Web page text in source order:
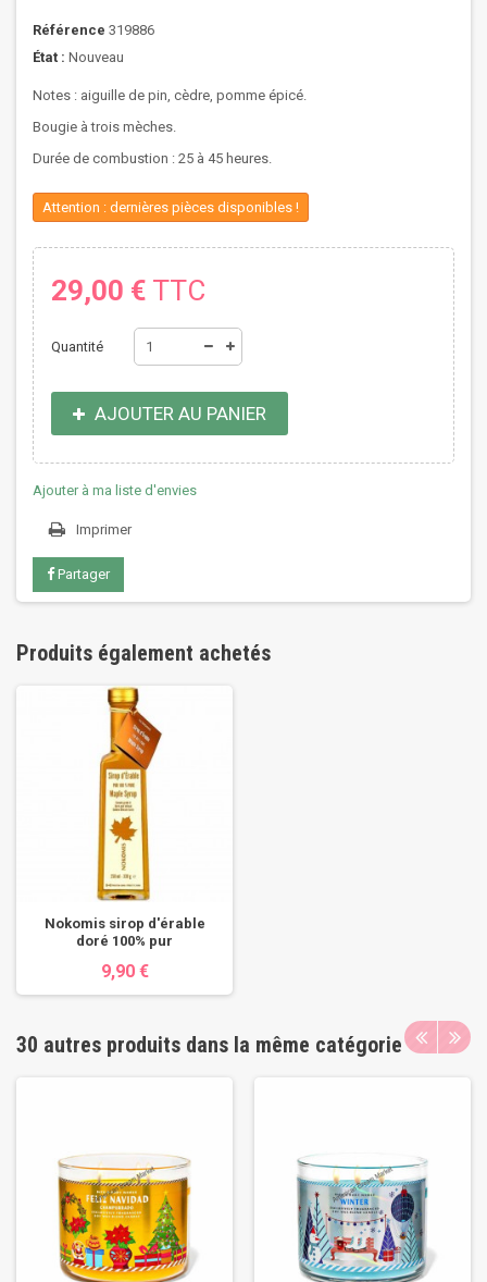
Référence 319886
État : Nouveau
Notes : aiguille de pin, cèdre, pomme épicé.
Bougie à trois mèches.
Durée de combustion : 25 à 45 heures.
Attention : dernières pièces disponibles !
29,00 € TTC
Quantité
AJOUTER AU PANIER
Ajouter à ma liste d'envies
Imprimer
Partager
Produits également achetés
Nokomis sirop d'érable
doré 100% pur
9,90 €
30 autres produits dans la même catégorie